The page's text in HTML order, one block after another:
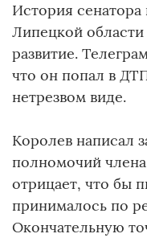
История
Липецкой
развитие.
что он попал в
нетрезвом виде.
Королев написал
полномочий
отрицает, что бы
принималось по
Окончательную